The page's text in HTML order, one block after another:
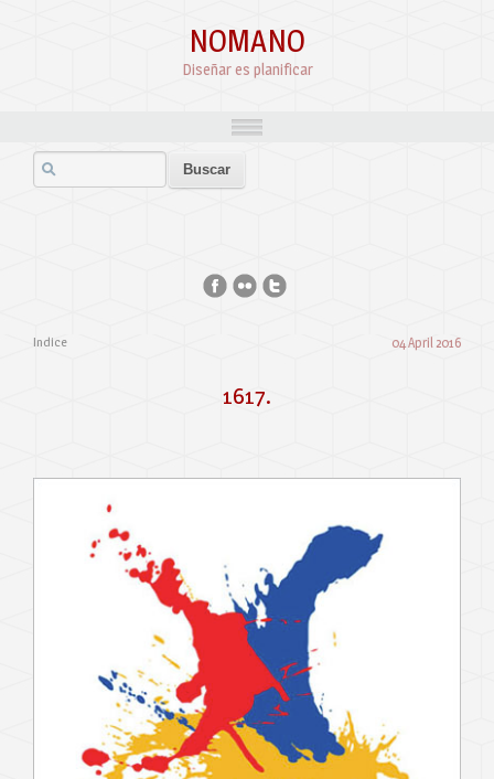
NOMANO
Diseñar es planificar
Indice 04 April 2016
1617.